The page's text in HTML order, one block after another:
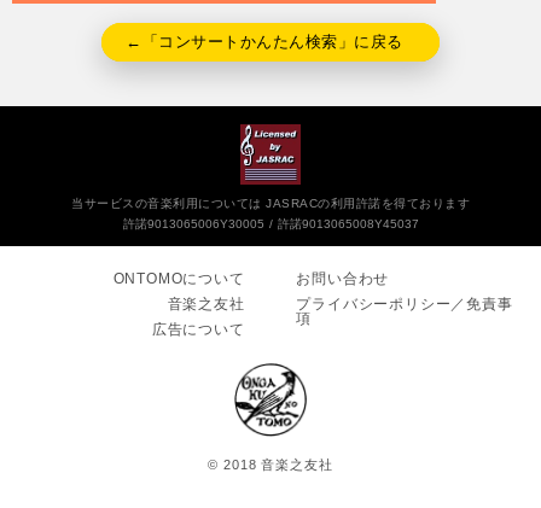
←「コンサートかんたん検索」に戻る
当サービスの音楽利用については JASRACの利用許諾を得ております
許諾9013065006Y30005
許諾9013065008Y45037
ONTOMOについて
音楽之友社
広告について
お問い合わせ
プライバシーポリシー／免責事
項
© 2018 音楽之友社